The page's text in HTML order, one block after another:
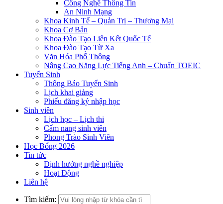
Công Nghệ Thông Tin
An Ninh Mạng
Khoa Kinh Tế – Quản Trị – Thương Mại
Khoa Cơ Bản
Khoa Đào Tạo Liên Kết Quốc Tế
Khoa Đào Tạo Từ Xa
Văn Hóa Phổ Thông
Nâng Cao Năng Lực Tiếng Anh – Chuẩn TOEIC
Tuyển Sinh
Thông Báo Tuyển Sinh
Lịch khai giảng
Phiếu đăng ký nhập học
Sinh viên
Lịch học – Lịch thi
Cẩm nang sinh viên
Phong Trào Sinh Viên
Học Bổng 2026
Tin tức
Định hướng nghề nghiệp
Hoạt Động
Liên hệ
Tìm kiếm: